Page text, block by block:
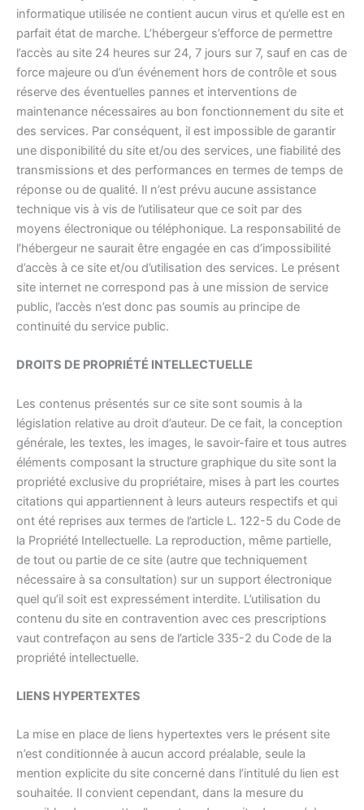
informatique utilisée ne contient aucun virus et qu’elle est en
parfait état de marche. L’hébergeur s’efforce de permettre
l’accès au site 24 heures sur 24, 7 jours sur 7, sauf en cas de
force majeure ou d’un événement hors de contrôle et sous
réserve des éventuelles pannes et interventions de
maintenance nécessaires au bon fonctionnement du site et
des services. Par conséquent, il est impossible de garantir
une disponibilité du site et/ou des services, une fiabilité des
transmissions et des performances en termes de temps de
réponse ou de qualité. Il n’est prévu aucune assistance
technique vis à vis de l’utilisateur que ce soit par des
moyens électronique ou téléphonique. La responsabilité de
l’hébergeur ne saurait être engagée en cas d’impossibilité
d’accès à ce site et/ou d’utilisation des services. Le présent
site internet ne correspond pas à une mission de service
public, l’accès n’est donc pas soumis au principe de
continuité du service public.
DROITS DE PROPRIÉTÉ INTELLECTUELLE
Les contenus présentés sur ce site sont soumis à la
législation relative au droit d’auteur. De ce fait, la conception
générale, les textes, les images, le savoir-faire et tous autres
éléments composant la structure graphique du site sont la
propriété exclusive du propriétaire, mises à part les courtes
citations qui appartiennent à leurs auteurs respectifs et qui
ont été reprises aux termes de l’article L. 122-5 du Code de
la Propriété Intellectuelle. La reproduction, même partielle,
de tout ou partie de ce site (autre que techniquement
nécessaire à sa consultation) sur un support électronique
quel qu’il soit est expressément interdite. L’utilisation du
contenu du site en contravention avec ces prescriptions
vaut contrefaçon au sens de l’article 335-2 du Code de la
propriété intellectuelle.
LIENS HYPERTEXTES
La mise en place de liens hypertextes vers le présent site
n’est conditionnée à aucun accord préalable, seule la
mention explicite du site concerné dans l’intitulé du lien est
souhaitée. Il convient cependant, dans la mesure du